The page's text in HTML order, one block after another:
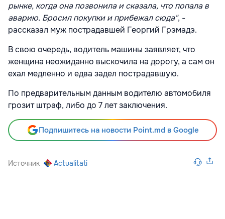
рынке, когда она позвонила и сказала, что попала в
аварию. Бросил покупки и прибежал сюда", -
рассказал муж пострадавшей Георгий Грэмадэ.
В свою очередь, водитель машины заявляет, что
женщина неожиданно выскочила на дорогу, а сам он
ехал медленно и едва задел пострадавшую.
По предварительным данным водителю автомобиля
грозит штраф, либо до 7 лет заключения.
Подпишитесь на новости Point.md в Google
Источник Actualitati